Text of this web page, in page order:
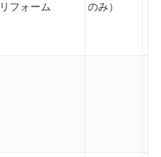
フォーム のみ）